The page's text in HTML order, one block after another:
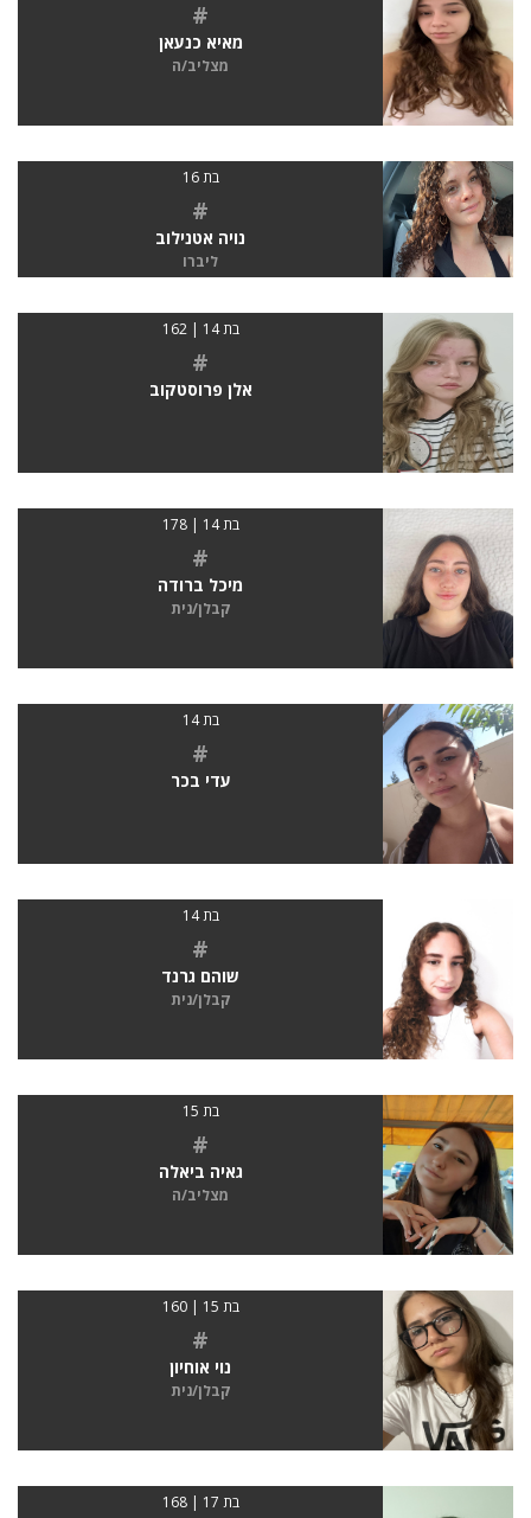
#
מאיא כנעאן
מצליב/ה
בת 16
#
נויה אטנילוב
ליברו
בת 14 | 162
#
אלן פרוסטקוב
בת 14 | 178
#
מיכל ברודה
קבלן/נית
בת 14
#
עדי בכר
בת 14
#
שוהם גרנד
קבלן/נית
בת 15
#
גאיה ביאלה
מצליב/ה
בת 15 | 160
#
נוי אוחיון
קבלן/נית
בת 17 | 168